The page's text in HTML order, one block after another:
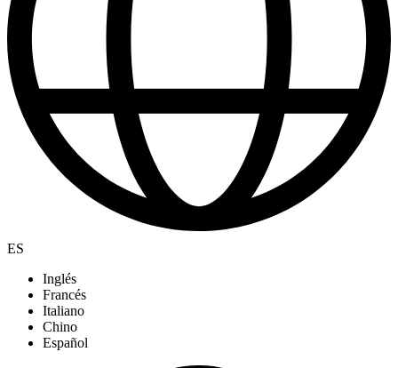
ES
Inglés
Francés
Italiano
Chino
Español